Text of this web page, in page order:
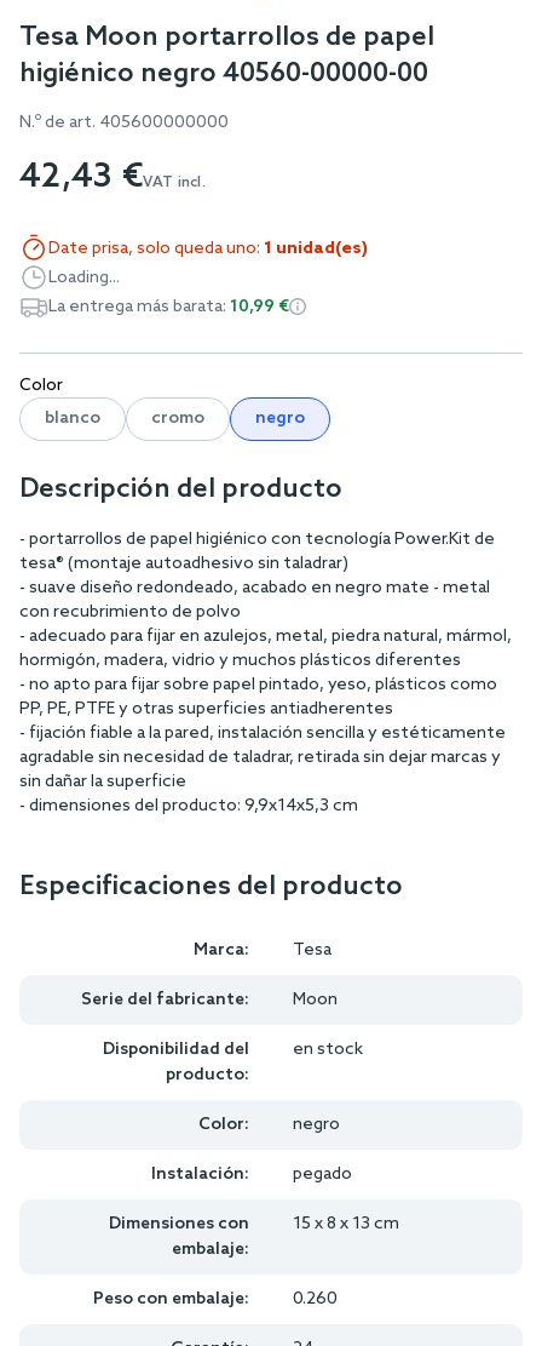
Skip
to
the
beginning
the
gallery
Tesa Moon portarrollos de papel
higiénico negro 40560-00000-00
N.º de art. 405600000000
42,43 €VAT incl.
Color
blanco
cromo negro
Date prisa, solo queda uno: 1 unidad(es)
Loading...
La entrega más barata: 10,99 €
Descripción del producto
- portarrollos de papel higiénico con tecnología Power.Kit de
tesa® (montaje autoadhesivo sin taladrar)
- suave diseño redondeado, acabado en negro mate - metal
con recubrimiento de polvo
- adecuado para fijar en azulejos, metal, piedra natural, mármol,
hormigón, madera, vidrio y muchos plásticos diferentes
- no apto para fijar sobre papel pintado, yeso, plásticos como
PP, PE, PTFE y otras superficies antiadherentes
- fijación fiable a la pared, instalación sencilla y estéticamente
agradable sin necesidad de taladrar, retirada sin dejar marcas y
sin dañar la superficie
- dimensiones del producto: 9,9x14x5,3 cm
Especificaciones del producto
Marca: Tesa
Serie del fabricante: Moon
Disponibilidad del
producto:
en stock
Color: negro
Instalación: pegado
Dimensiones con
embalaje:
15 x 8 x 13 cm
Peso con embalaje: 0.260